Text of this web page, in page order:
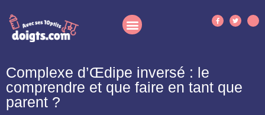
Complexe d’Œdipe inversé : le
comprendre et que faire en tant que
parent ?